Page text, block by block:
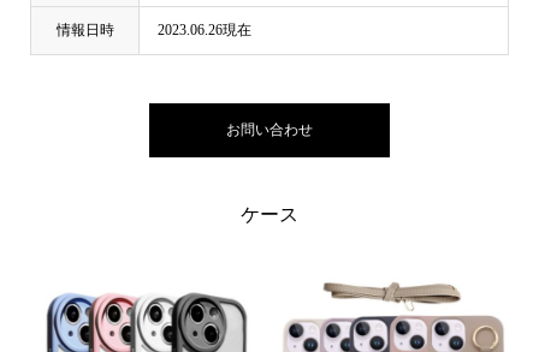
情報日時 2023.06.26現在
お問い合わせ
ケース